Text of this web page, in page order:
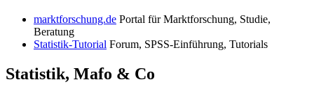
marktforschung.de Portal für Marktforschung, Studie,
Beratung
Statistik-Tutorial Forum, SPSS-Einführung, Tutorials
Statistik, Mafo & Co